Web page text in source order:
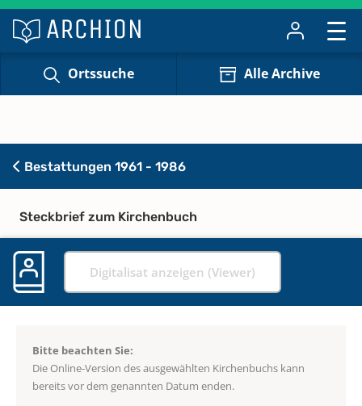
Ortssuche Alle Archive
Bestattungen 1961 - 1986
Steckbrief zum Kirchenbuch
Digitalisat anzeigen (Viewer)
Bitte beachten Sie:
Die Online-Version des ausgewählten Kirchenbuchs kann
bereits vor dem genannten Datum enden.